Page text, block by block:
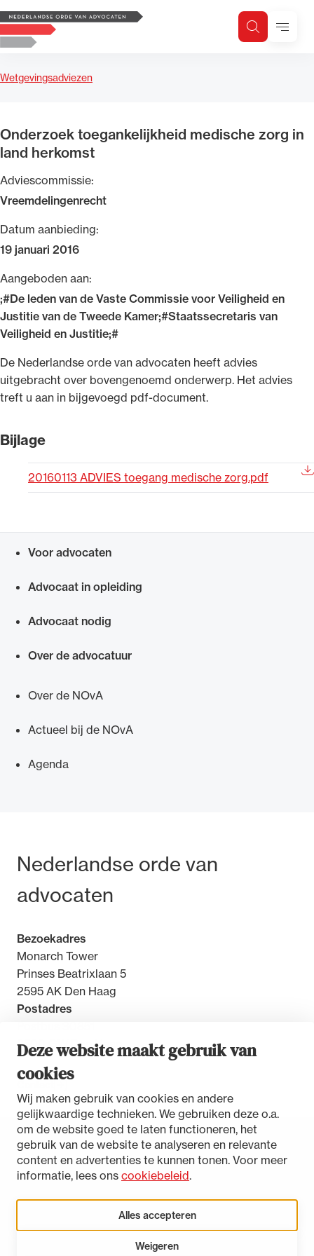
Deze website maakt gebruik van
cookies
Wij maken gebruik van cookies en andere
gelijkwaardige technieken. We gebruiken deze o.a.
om de website goed te laten functioneren, het
gebruik van de website te analyseren en relevante
content en advertenties te kunnen tonen. Voor meer
informatie, lees ons cookiebeleid.
Alles accepteren
Weigeren
Logo, to the homepage
ZoekenMenu
Wetgevingsadviezen
Onderzoek toegankelijkheid medische zorg in
land herkomst
Adviescommissie:
Vreemdelingenrecht
Datum aanbieding:
19 januari 2016
Aangeboden aan:
;#De leden van de Vaste Commissie voor Veiligheid en
Justitie van de Tweede Kamer;#Staatssecretaris van
Veiligheid en Justitie;#
​De Nederlandse orde van advocaten heeft advies
uitgebracht over bovengenoemd onderwerp. Het advies
treft u aan in bijgevoegd pdf-document.
Bijlage
20160113 ADVIES toegang medische zorg.pdf
Voor advocaten
Advocaat in opleiding
Advocaat nodig
Over de advocatuur
Over de NOvA
Actueel bij de NOvA
Agenda
Bezoek- en postadres
Nederlandse orde van
advocaten
Bezoekadres
Monarch Tower
Prinses Beatrixlaan 5
2595 AK Den Haag
Postadres
2500 GW Den Haag
Toegankelijkheidsverklaring
Disclaimer
Zoeken
Zoek op trefwoord
Uitgelicht
advocatuur (Roda).
beroepsuitoefening: van de advocatenpas tot
geheimhoudernummers.